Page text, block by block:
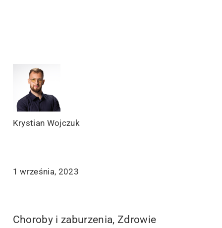
Krystian Wojczuk
1 września, 2023
Choroby i zaburzenia, Zdrowie